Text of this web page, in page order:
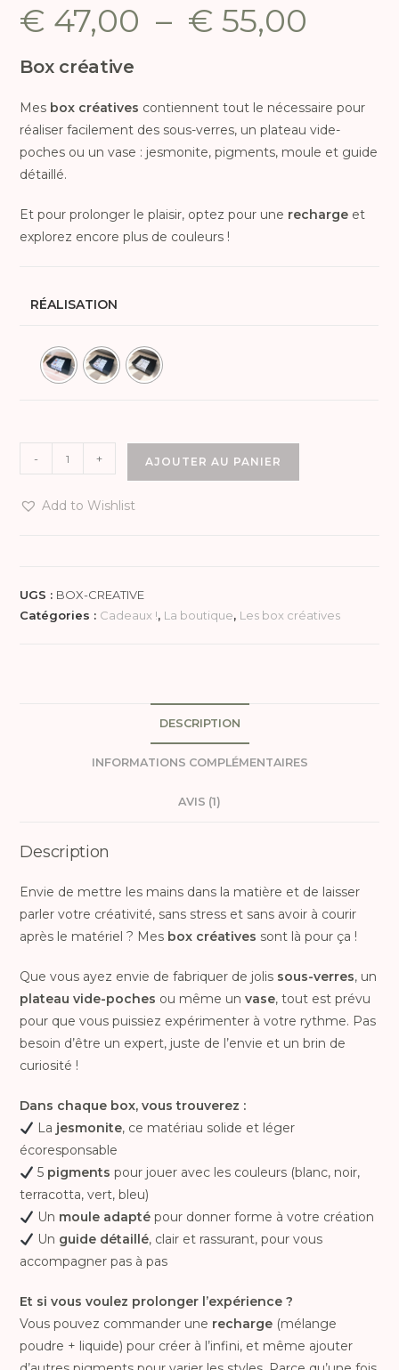
sur 5
basé sur
client
€ 47,00 – € 55,00
Box créative
Mes box créatives contiennent tout le nécessaire pour
réaliser facilement des sous-verres, un plateau vide-
poches ou un vase : jesmonite, pigments, moule et guide
détaillé.
Et pour prolonger le plaisir, optez pour une recharge et
explorez encore plus de couleurs !
RÉALISATION
- + AJOUTER AU PANIER
Add to Wishlist
UGS : BOX-CREATIVE
Catégories : Cadeaux !, La boutique, Les box créatives
DESCRIPTION
INFORMATIONS COMPLÉMENTAIRES
AVIS (1)
Description
Envie de mettre les mains dans la matière et de laisser
parler votre créativité, sans stress et sans avoir à courir
après le matériel ? Mes box créatives sont là pour ça !
Que vous ayez envie de fabriquer de jolis sous-verres, un
plateau vide-poches ou même unvase, tout est prévu
pour que vous puissiez expérimenter à votre rythme. Pas
besoin d’être un expert, juste de l’envie et un brin de
curiosité !
Dans chaque box, vous trouverez :
La jesmonite, ce matériau solide et léger
écoresponsable
5 pigments pour jouer avec les couleurs (blanc, noir,
terracotta, vert, bleu)
Un moule adapté pour donner forme à votre création
Un guide détaillé, clair et rassurant, pour vous
accompagner pas à pas
Et si vous voulez prolonger l’expérience ?
Vous pouvez commander une recharge (mélange
poudre + liquide) pour créer à l’infini, et même ajouter